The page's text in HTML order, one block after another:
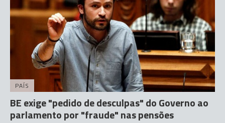
PAÍS
BE exige "pedido de desculpas" do Governo ao
parlamento por "fraude" nas pensões